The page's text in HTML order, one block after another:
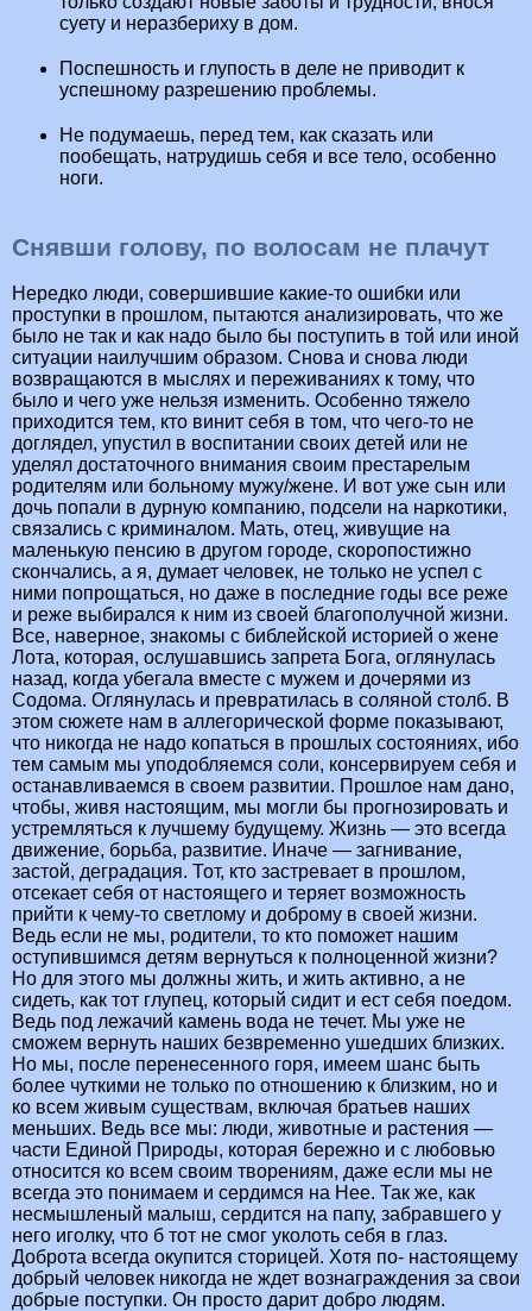
суету и неразбериху в дом.
Поспешность и глупость в деле не приводит к
успешному разрешению проблемы.
Не подумаешь, перед тем, как сказать или
пообещать, натрудишь себя и все тело, особенно
ноги.
Снявши голову, по волосам не плачут
Нередко люди, совершившие какие-то ошибки или
проступки в прошлом, пытаются анализировать, что же
было не так и как надо было бы поступить в той или иной
ситуации наилучшим образом. Снова и снова люди
возвращаются в мыслях и переживаниях к тому, что
было и чего уже нельзя изменить. Особенно тяжело
приходится тем, кто винит себя в том, что чего-то не
доглядел, упустил в воспитании своих детей или не
уделял достаточного внимания своим престарелым
родителям или больному мужу/жене. И вот уже сын или
дочь попали в дурную компанию, подсели на наркотики,
связались с криминалом. Мать, отец, живущие на
маленькую пенсию в другом городе, скоропостижно
скончались, а я, думает человек, не только не успел с
ними попрощаться, но даже в последние годы все реже
и реже выбирался к ним из своей благополучной жизни.
Все, наверное, знакомы с библейской историей о жене
Лота, которая, ослушавшись запрета Бога, оглянулась
назад, когда убегала вместе с мужем и дочерями из
Содома. Оглянулась и превратилась в соляной столб. В
этом сюжете нам в аллегорической форме показывают,
что никогда не надо копаться в прошлых состояниях, ибо
тем самым мы уподобляемся соли, консервируем себя и
останавливаемся в своем развитии. Прошлое нам дано,
чтобы, живя настоящим, мы могли бы прогнозировать и
устремляться к лучшему будущему. Жизнь — это всегда
движение, борьба, развитие. Иначе — загнивание,
застой, деградация. Тот, кто застревает в прошлом,
отсекает себя от настоящего и теряет возможность
прийти к чему-то светлому и доброму в своей жизни.
Ведь если не мы, родители, то кто поможет нашим
оступившимся детям вернуться к полноценной жизни?
Но для этого мы должны жить, и жить активно, а не
сидеть, как тот глупец, который сидит и ест себя поедом.
Ведь под лежачий камень вода не течет. Мы уже не
сможем вернуть наших безвременно ушедших близких.
Но мы, после перенесенного горя, имеем шанс быть
более чуткими не только по отношению к близким, но и
ко всем живым существам, включая братьев наших
меньших. Ведь все мы: люди, животные и растения —
части Единой Природы, которая бережно и с любовью
относится ко всем своим творениям, даже если мы не
всегда это понимаем и сердимся на Нее. Так же, как
несмышленый малыш, сердится на папу, забравшего у
него иголку, что б тот не смог уколоть себя в глаз.
Доброта всегда окупится сторицей. Хотя по- настоящему
добрый человек никогда не ждет вознаграждения за свои
добрые поступки. Он просто дарит добро людям.